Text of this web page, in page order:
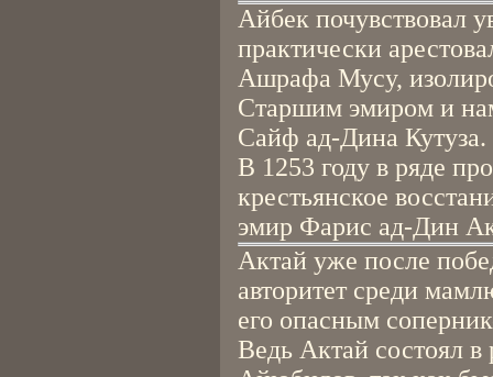
Айбек почувствовал
практически
Ашрафа Мусу,
Старшим эмиром и
Сайф ад-Дина Кутуза.
В 1253 году в ряде
крестьянское
эмир Фарис ад-Дин
Актай уже после
авторитет среди
его опасным
Ведь Актай состоял в